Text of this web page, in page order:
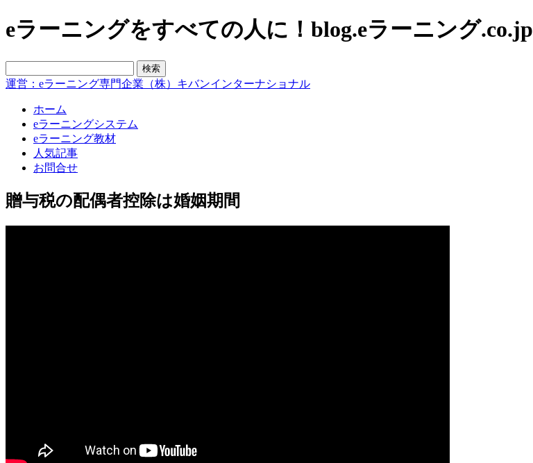
eラーニングをすべての人に！blog.eラーニング.co.jp
運営：eラーニング専門企業（株）キバンインターナショナル
ホーム
eラーニングシステム
eラーニング教材
人気記事
お問合せ
贈与税の配偶者控除は婚姻期間